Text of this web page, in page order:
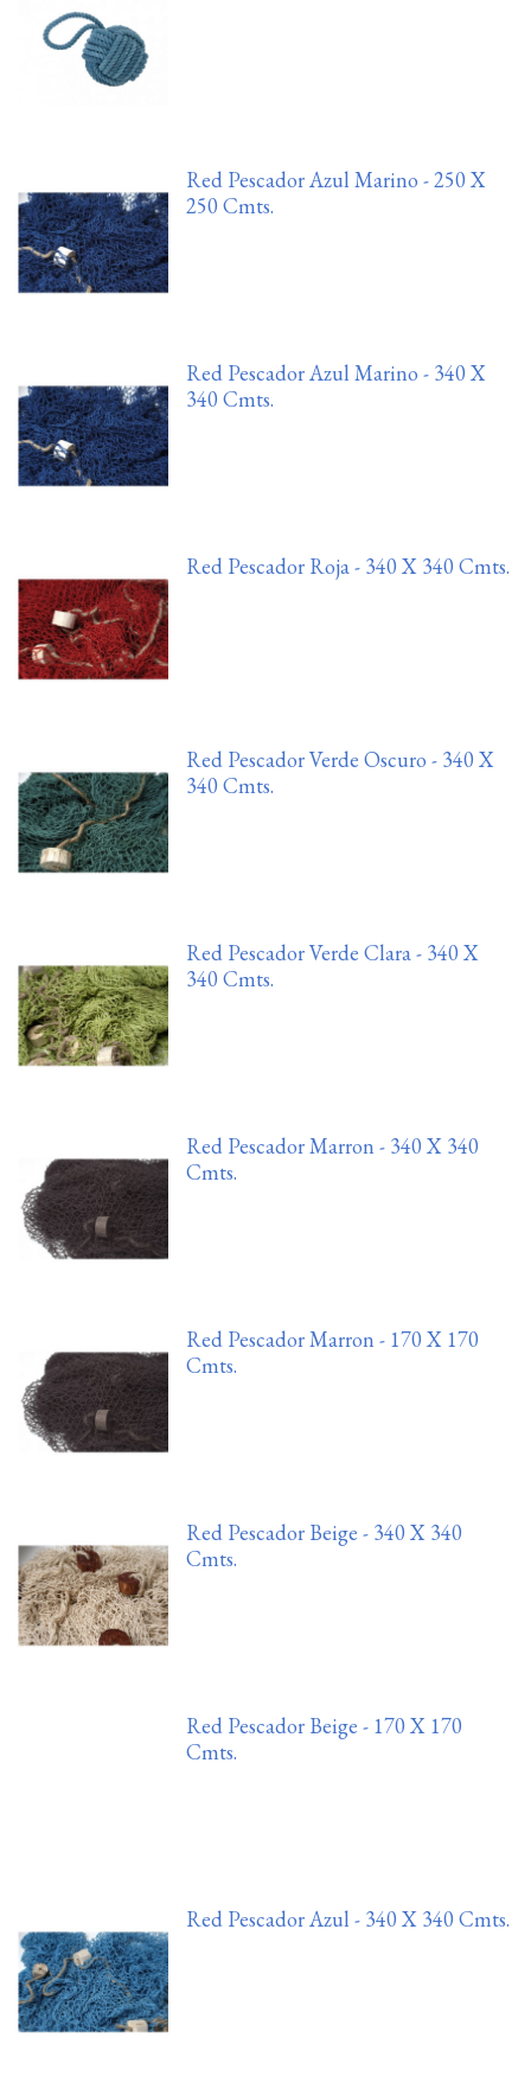
Red Pescador Azul Marino - 250 X
250 Cmts.
Red Pescador Azul Marino - 340 X
340 Cmts.
Red Pescador Roja - 340 X 340 Cmts.
Red Pescador Verde Oscuro - 340 X
340 Cmts.
Red Pescador Verde Clara - 340 X
340 Cmts.
Red Pescador Marron - 340 X 340
Cmts.
Red Pescador Marron - 170 X 170
Cmts.
Red Pescador Beige - 340 X 340
Cmts.
Red Pescador Beige - 170 X 170
Cmts.
Red Pescador Azul - 340 X 340 Cmts.